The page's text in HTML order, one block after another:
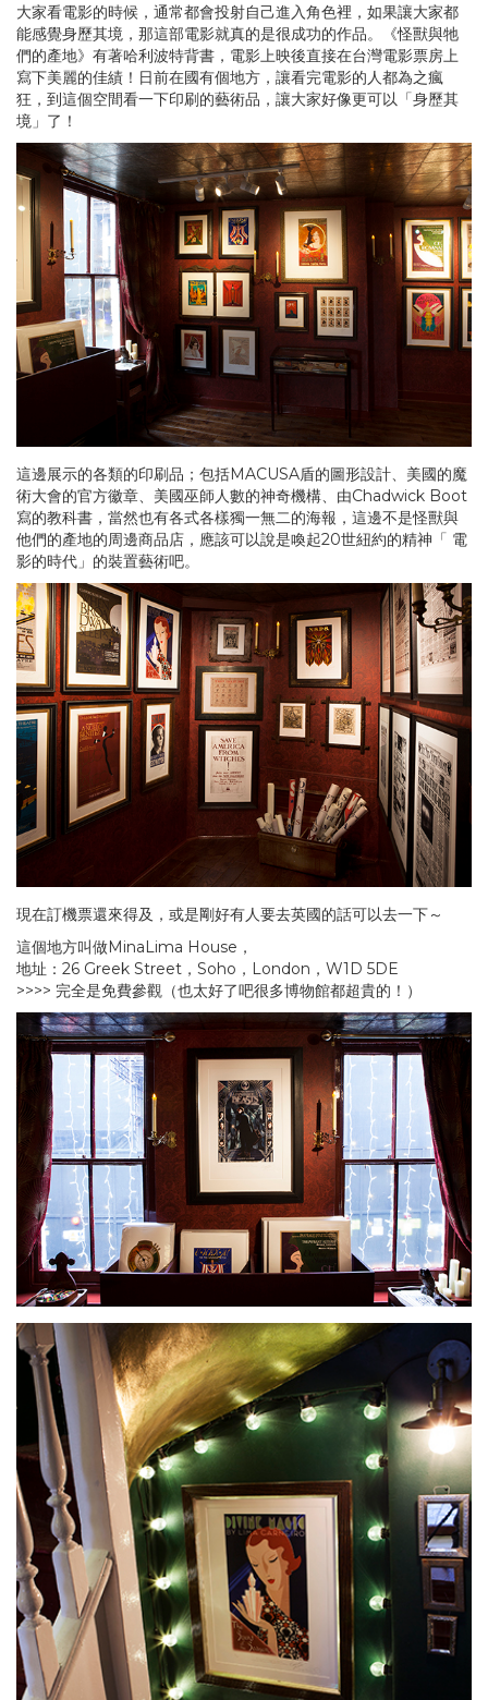
大家看電影的時候，通常都會投射自己進入角色裡，如果讓大家都
能感覺身歷其境，那這部電影就真的是很成功的作品。《怪獸與牠
們的產地》有著哈利波特背書，電影上映後直接在台灣電影票房上
寫下美麗的佳績！日前在國有個地方，讓看完電影的人都為之瘋
狂，到這個空間看一下印刷的藝術品，讓大家好像更可以「身歷其
境」了！
這邊展示的各類的印刷品；包括MACUSA盾的圖形設計、美國的魔
術大會的官方徽章、美國巫師人數的神奇機構、由Chadwick Boot
寫的教科書，當然也有各式各樣獨一無二的海報，這邊不是怪獸與
他們的產地的周邊商品店，應該可以說是喚起20世紐約的精神「 電
影的時代」的裝置藝術吧。
現在訂機票還來得及，或是剛好有人要去英國的話可以去一下～
這個地方叫做MinaLima House，
地址：26 Greek Street，Soho，London，W1D 5DE
>>>> 完全是免費參觀（也太好了吧很多博物館都超貴的！）